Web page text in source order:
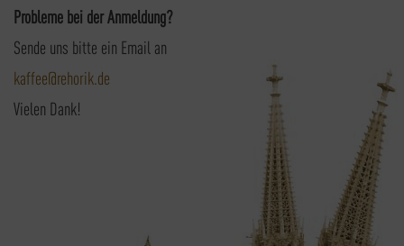
Probleme bei der Anmeldung?
Sende uns bitte ein Email an
kaffee@rehorik.de
Vielen Dank!